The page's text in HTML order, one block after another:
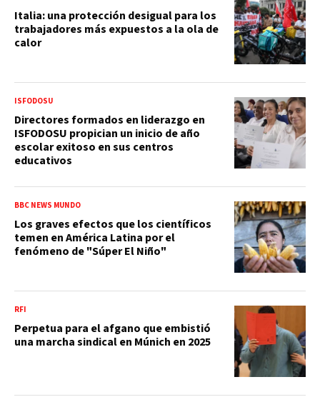
Italia: una protección desigual para los
trabajadores más expuestos a la ola de
calor
ISFODOSU
Directores formados en liderazgo en
ISFODOSU propician un inicio de año
escolar exitoso en sus centros
educativos
BBC NEWS MUNDO
Los graves efectos que los científicos
temen en América Latina por el
fenómeno de "Súper El Niño"
RFI
Perpetua para el afgano que embistió
una marcha sindical en Múnich en 2025